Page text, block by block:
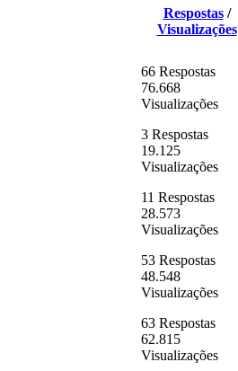
Respostas/
Visualizações
66 Respostas
76.668
Visualizações
3 Respostas
19.125
Visualizações
11 Respostas
28.573
Visualizações
53 Respostas
48.548
Visualizações
63 Respostas
62.815
Visualizações